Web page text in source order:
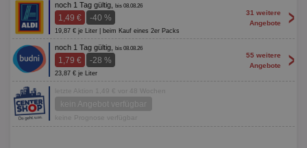
noch 1 Tag gültig, bis 08.08.26
1,49 € -40 %
19,87 € je Liter | beim Kauf eines 2er Packs
31 weitere
Angebote
>
noch 1 Tag gültig, bis 08.08.26
1,79 € -28 %
23,87 € je Liter
55 weitere
Angebote
>
letzte Aktion 1,49 € vor 48 Wochen
kein Angebot verfügbar
keine Prognose verfügbar